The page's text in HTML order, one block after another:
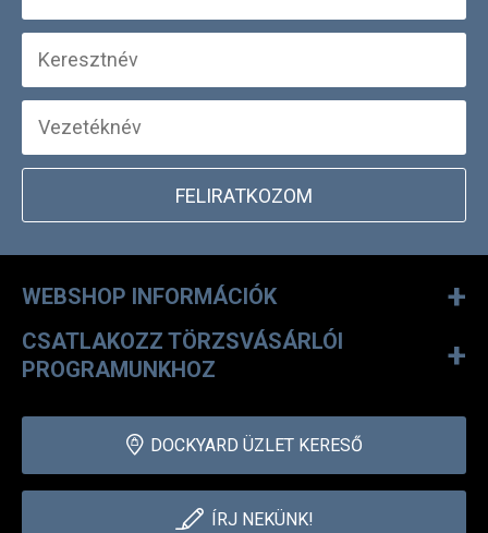
FELIRATKOZOM
WEBSHOP INFORMÁCIÓK +
CSATLAKOZZ TÖRZSVÁSÁRLÓI
PROGRAMUNKHOZ
+
DOCKYARD ÜZLET KERESŐ
ÍRJ NEKÜNK!